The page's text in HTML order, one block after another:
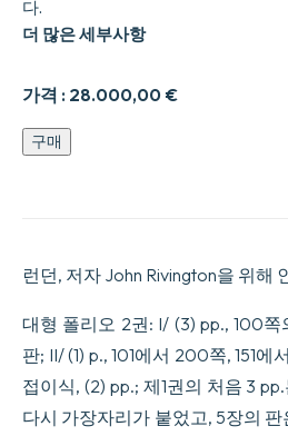
가격 : 28.000,00 €
다.
더 많은 세부사항
Figures
Of
Uncommon
described
in
The
Gardeners
dictionary,
exhibited
구매
런던, 저자 John Rivington을 위해
대형 폴리오 2권: I/ (3) pp., 100
판; II/ (1) p., 101에서 200쪽, 151
접이식, (2) pp.; 제1권의 처음 3
다시 가장자리가 붙었고, 5장의